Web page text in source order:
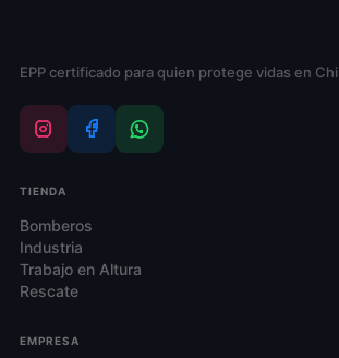
EPP certificado para quien protege vidas en
TIENDA
Bomberos
Industria
Trabajo en Altura
Rescate
EMPRESA